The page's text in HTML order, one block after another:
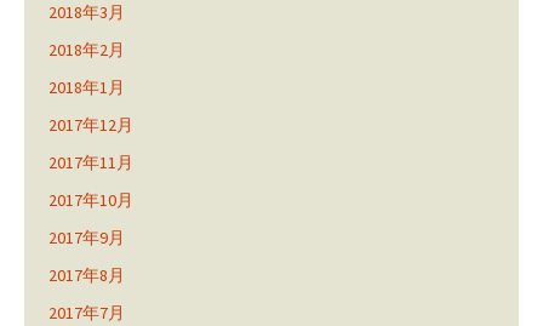
2018年3月
2018年2月
2018年1月
2017年12月
2017年11月
2017年10月
2017年9月
2017年8月
2017年7月